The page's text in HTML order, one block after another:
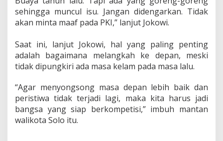
e
n
g
n
I
s
u
sehingga muncul isu. Jangan didengarkan. Tidak
akan minta maaf pada PKI,” lanjut Jokowi.‎
‎Saat ini, lanjut Jokowi, hal yang paling penting
adalah bagaimana melangkah ke depan, meski
tidak dipungkiri ada masa kelam pada masa lalu.
“Agar menyongsong masa depan lebih baik dan
peristiwa tidak terjadi lagi, maka kita harus jadi
bangsa yang siap berkompetisi,” imbuh mantan
walikota Solo itu.